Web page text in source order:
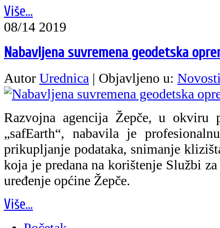
Više...
08/14 2019
Nabavljena suvremena geodetska
Autor Urednica | Objavljeno u:
Razvojna agencija Žepče, u okviru
„safEarth“, nabavila je
prikupljanje podataka, snimanje
koja je predana na korištenje Službi
uređenje općine Žepče.
Više...